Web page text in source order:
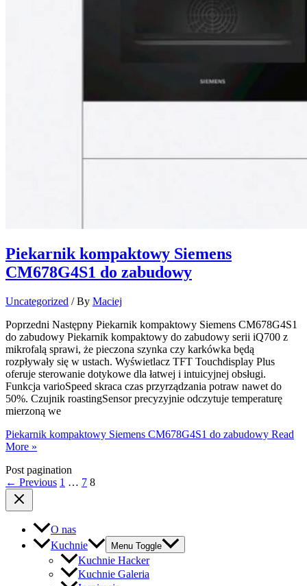
Piekarnik kompaktowy Siemens
CM678G4S1 do zabudowy​
Uncategorized / By Maciej
Poprzedni Następny Piekarnik kompaktowy Siemens CM678G4S1
do zabudowy Piekarnik kompaktowy do zabudowy serii iQ700 z
mikrofalą sprawi, że pieczona szynka czy karkówka będą
rozpływały się w ustach. Wyświetlacz TFT Touchdisplay Plus
oferuje sterowanie dotykowe dla łatwej i intuicyjnej obsługi.
Funkcja varioSpeed skraca czas przyrządzania potraw nawet do
50%. Czujnik roastingSensor precyzyjnie odczytuje temperaturę
mierzoną we
Piekarnik kompaktowy Siemens CM678G4S1 do zabudowy​ Read
More »
Post pagination
← Previous 1 … 7 8
O nas
Kuchnie
Menu Toggle
Kuchnie Hacker
Kuchnie Galeria